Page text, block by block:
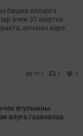
башка илләргә
өчен 31 мартка
акчаны кире
813 0 0
ягулыкны
алуга гаризалар